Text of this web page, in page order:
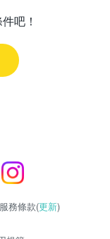
吧！
務條款(更新)